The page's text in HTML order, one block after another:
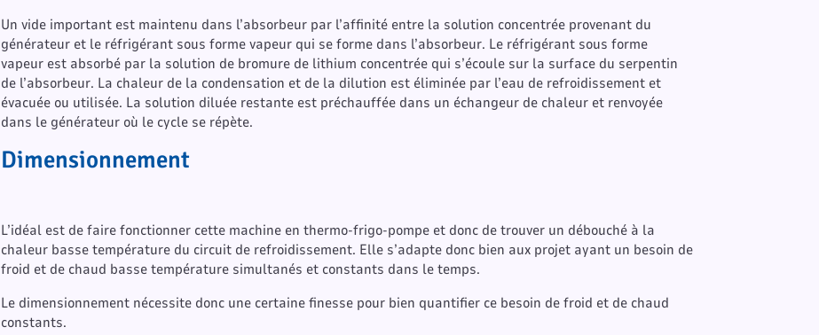
Un vide important est maintenu dans l’absorbeur par l’affinité entre la solution concentrée provenant du
générateur et le réfrigérant sous forme vapeur qui se forme dans l’absorbeur. Le réfrigérant sous forme
vapeur est absorbé par la solution de bromure de lithium concentrée qui s’écoule sur la surface du serpentin
de l’absorbeur. La chaleur de la condensation et de la dilution est éliminée par l’eau de refroidissement et
évacuée ou utilisée. La solution diluée restante est préchauffée dans un échangeur de chaleur et renvoyée
dans le générateur où le cycle se répète.
Dimensionnement
L’idéal est de faire fonctionner cette machine en thermo-frigo-pompe et donc de trouver un débouché à la
chaleur basse température du circuit de refroidissement. Elle s’adapte donc bien aux projet ayant un besoin de
froid et de chaud basse température simultanés et constants dans le temps.
Le dimensionnement nécessite donc une certaine finesse pour bien quantifier ce besoin de froid et de chaud
constants.